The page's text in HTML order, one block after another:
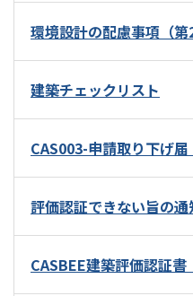
環境設計の配慮事項（第
建築チェックリスト
CAS003-申請取り下げ届
評価認証できない旨の通
CASBEE建築評価認証書